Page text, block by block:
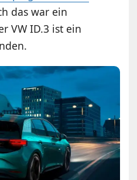
das war ein
VW ID.3 ist ein